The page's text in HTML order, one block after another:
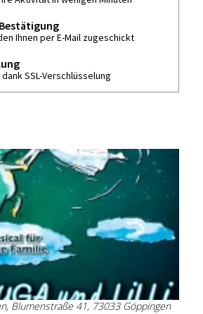
Blumenstraße 41, 73033 Göppingen
Ihnen per E-Mail zugeschickt
SSL-Verschlüsselung